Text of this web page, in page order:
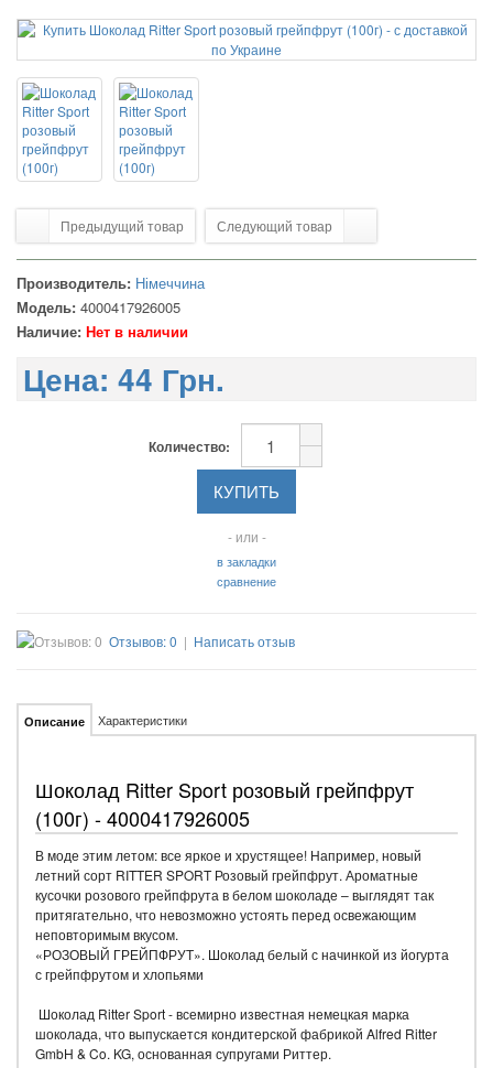
Предыдущий товар Следующий товар
Производитель: Німеччина
Модель: 4000417926005
Наличие: Нет в наличии
Цена: 44 Грн.
Количество:
- или -
в закладки
сравнение
Отзывов: 0 | Написать отзыв
Описание Характеристики
Шоколад Ritter Sport розовый грейпфрут
(100г) - 4000417926005
В моде этим летом: все яркое и хрустящее! Например, новый
летний сорт RITTER SPORT Розовый грейпфрут. Ароматные
кусочки розового грейпфрута в белом шоколаде – выглядят так
притягательно, что невозможно устоять перед освежающим
неповторимым вкусом.
«РОЗОВЫЙ ГРЕЙПФРУТ». Шоколад белый с начинкой из йогурта
с грейпфрутом и хлопьями
Шоколад Ritter Sport - всемирно известная немецкая марка
шоколада, что выпускается кондитерской фабрикой Alfred Ritter
GmbH & Co. KG, основанная супругами Риттер.